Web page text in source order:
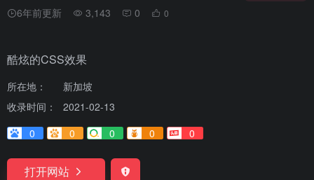
6年前更新 3,143 0 0
酷炫的CSS效果
所在地：
新加坡
收录时间：
2021-02-13
0
0 0 0 0
打开网站